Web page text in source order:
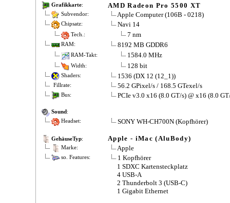
Grafikkarte: AMD Radeon Pro 5500 XT
Subvendor: Apple Computer (106B - 0218)
Chipsatz: Navi 14
Tech.: 7 nm
RAM: 8192 MB GDDR6
RAM-Takt: 1584.0 MHz
Width: 128 bit
Shaders: 1536 (DX 12 (12_1))
Fillrate: 56.2 GPixel/s / 168.5 GTexel/s
Bus: PCIe v3.0 x16 (8.0 GT/s) @ x16 (8.0
Sound:
Headset:
SONY WH-CH700N (Kopfhörer)
GehäuseTyp: Apple - iMac (AluBody)
Marke: Apple
so. Features:
1 Kopfhörer
1 SDXC Kartensteckplatz
4 USB-A
2 Thunderbolt 3 (USB-C)
1 Gigabit Ethernet